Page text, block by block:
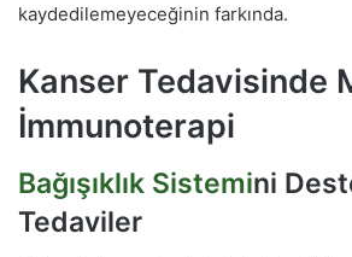
kaydedilemeyeceğinin farkında.
Kanser Tedavisinde
İmmunoterapi
Bağışıklık Sistemini
Tedaviler